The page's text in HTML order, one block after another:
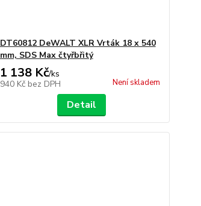
DT60812 DeWALT XLR Vrták 18 x 540
mm, SDS Max čtyřbřitý
1 138 Kč/ks
940 Kč bez DPH Není skladem
Detail